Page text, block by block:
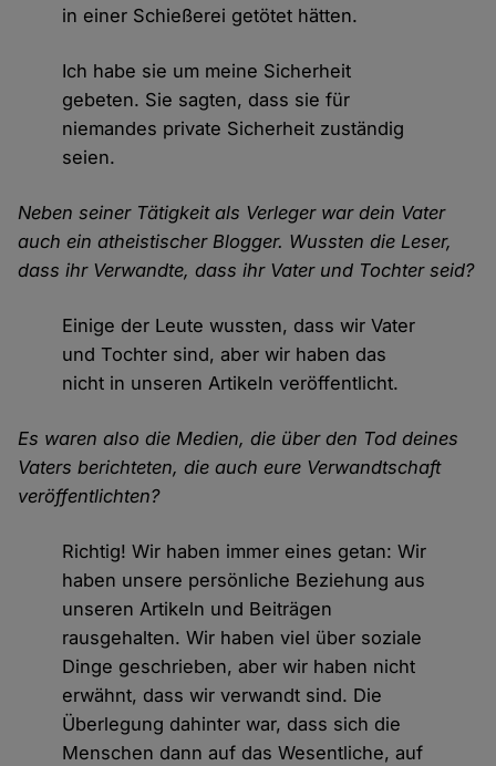
in einer Schießerei getötet hätten.
Ich habe sie um meine Sicherheit
gebeten. Sie sagten, dass sie für
niemandes private Sicherheit zuständig
seien.
Neben seiner Tätigkeit als Verleger war dein Vater
auch ein atheistischer Blogger. Wussten die Leser,
dass ihr Verwandte, dass ihr Vater und Tochter seid?
Einige der Leute wussten, dass wir Vater
und Tochter sind, aber wir haben das
nicht in unseren Artikeln veröffentlicht.
Es waren also die Medien, die über den Tod deines
Vaters berichteten, die auch eure Verwandtschaft
veröffentlichten?
Richtig! Wir haben immer eines getan: Wir
haben unsere persönliche Beziehung aus
unseren Artikeln und Beiträgen
rausgehalten. Wir haben viel über soziale
Dinge geschrieben, aber wir haben nicht
erwähnt, dass wir verwandt sind. Die
Überlegung dahinter war, dass sich die
Menschen dann auf das Wesentliche, auf